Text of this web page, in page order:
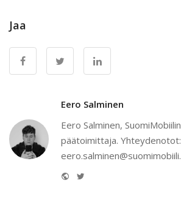
Jaa
Eero Salminen
Eero Salminen,
päätoimittaja. Yhteydenotot:
Website